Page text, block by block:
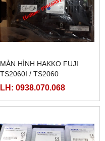
MÀN HÌNH HAKKO FUJI
TS2060I / TS2060
LH: 0938.070.068